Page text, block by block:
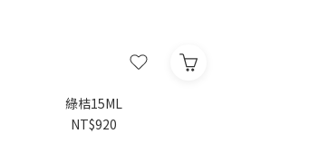
綠桔15ML
NT$920